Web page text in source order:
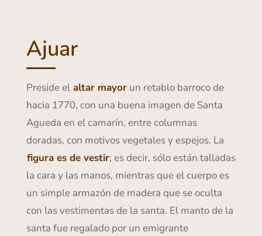
Ajuar
Preside el altar mayorun retablo barroco de
hacia 1770, con una buena imagen de Santa
Agueda en el camarín, entre columnas
doradas, con motivos vegetales y espejos. La
figura es de vestir; es decir, sólo están talladas
la cara y las manos, mientras que el cuerpo es
un simple armazón de madera que se oculta
con las vestimentas de la santa. El manto de la
santa fue regalado por un emigrante